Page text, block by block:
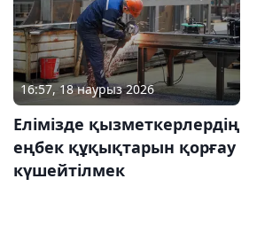
16:57, 18 наурыз 2026
Елімізде қызметкерлердің
еңбек құқықтарын қорғау
күшейтілмек